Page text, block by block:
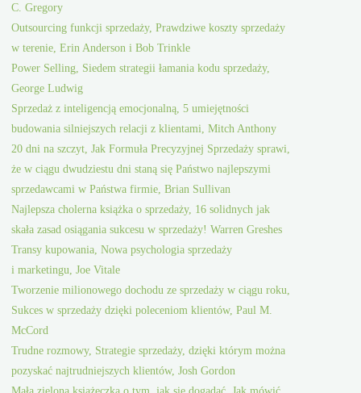
C. Gregory
Outsourcing funkcji sprzedaży, Prawdziwe koszty sprzedaży
w terenie, Erin Anderson i Bob Trinkle
Power Selling, Siedem strategii łamania kodu sprzedaży,
George Ludwig
Sprzedaż z inteligencją emocjonalną, 5 umiejętności
budowania silniejszych relacji z klientami, Mitch Anthony
20 dni na szczyt, Jak Formuła Precyzyjnej Sprzedaży sprawi,
że w ciągu dwudziestu dni staną się Państwo najlepszymi
sprzedawcami w Państwa firmie, Brian Sullivan
Najlepsza cholerna książka o sprzedaży, 16 solidnych jak
skała zasad osiągania sukcesu w sprzedaży! Warren Greshes
Transy kupowania, Nowa psychologia sprzedaży
i marketingu, Joe Vitale
Tworzenie milionowego dochodu ze sprzedaży w ciągu roku,
Sukces w sprzedaży dzięki poleceniom klientów, Paul M.
McCord
Trudne rozmowy, Strategie sprzedaży, dzięki którym można
pozyskać najtrudniejszych klientów, Josh Gordon